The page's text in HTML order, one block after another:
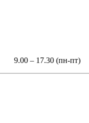
9.00 – 17.30 (пн-пт)